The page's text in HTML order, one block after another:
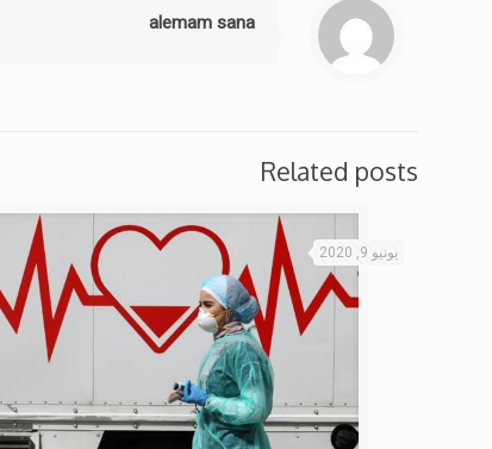
alemam sana
Related posts
يونيو 9, 2020